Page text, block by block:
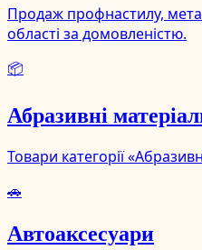
Продаж профнастилу,
області за домовленістю.
📦
Абразивні
Товари категорії
🚗
Автоаксесуари